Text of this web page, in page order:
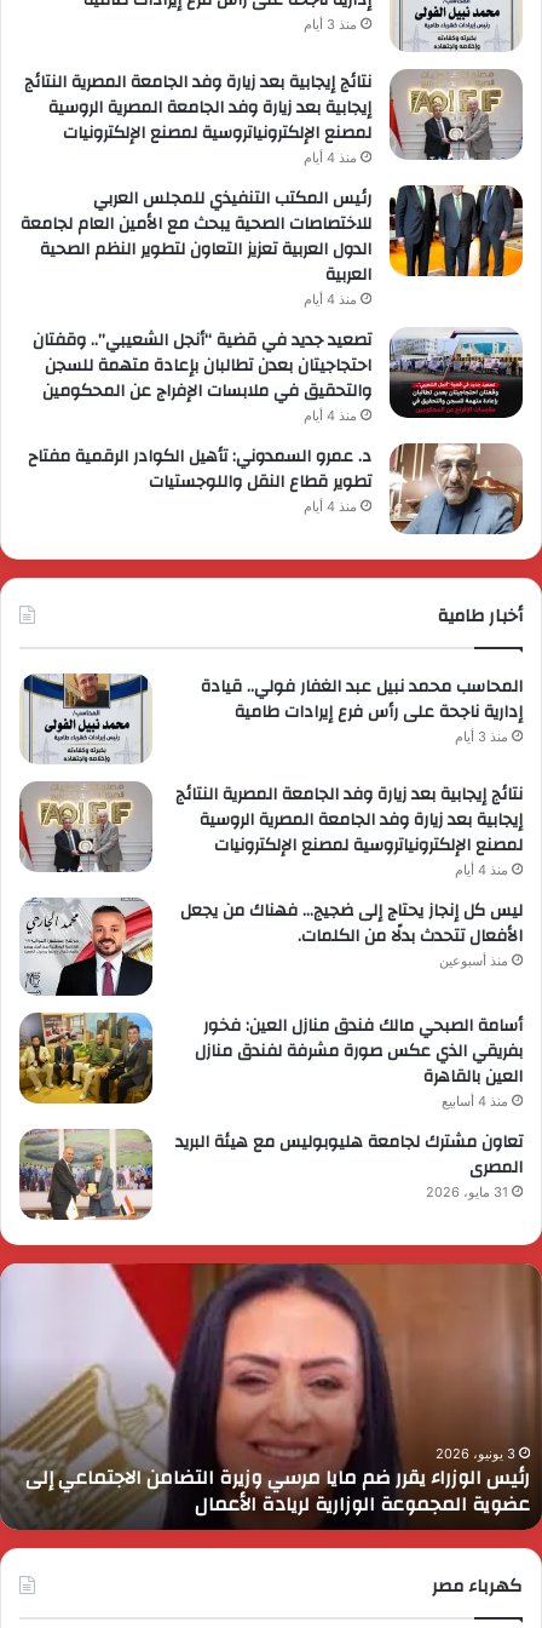
منذ 3 أيام
نتائج إيجابية بعد زيارة وفد الجامعة المصرية النتائج
إيجابية بعد زيارة وفد الجامعة المصرية الروسية
لمصنع الإلكترونياتروسية لمصنع الإلكترونيات
منذ 4 أيام
رئيس المكتب التنفيذي للمجلس العربي
للاختصاصات الصحية يبحث مع الأمين العام لجامعة
الدول العربية تعزيز التعاون لتطوير النظم الصحية
العربية
منذ 4 أيام
تصعيد جديد في قضية “أنجل الشعيبي”.. وقفتان
احتجاجيتان بعدن تطالبان بإعادة متهمة للسجن
والتحقيق في ملابسات الإفراج عن المحكومين
منذ 4 أيام
د. عمرو السمدوني: تأهيل الكوادر الرقمية مفتاح
تطوير قطاع النقل واللوجستيات
منذ 4 أيام
أخبار طامية
المحاسب محمد نبيل عبد الغفار فولي.. قيادة
إدارية ناجحة على رأس فرع إيرادات طامية
منذ 3 أيام
نتائج إيجابية بعد زيارة وفد الجامعة المصرية النتائج
إيجابية بعد زيارة وفد الجامعة المصرية الروسية
لمصنع الإلكترونياتروسية لمصنع الإلكترونيات
منذ 4 أيام
ليس كل إنجاز يحتاج إلى ضجيج… فهناك من يجعل
الأفعال تتحدث بدلًا من الكلمات.
منذ أسبوعين
أسامة الصبحي مالك فندق منازل العين: فخور
بفريقي الذي عكس صورة مشرفة لفندق منازل
العين بالقاهرة
منذ 4 أسابيع
تعاون مشترك لجامعة هليوبوليس مع هيئة البريد
المصرى
31 مايو، 2026
رئيس
التضامن
الاجتماعي
إلى
عضوية
المجموعة
الوزارية
3 يونيو، 2026
رئيس الوزراء يقرر ضم مايا مرسي وزيرة التضامن الاجتماعي إلى
عضوية المجموعة الوزارية لريادة الأعمال
كهرباء مصر